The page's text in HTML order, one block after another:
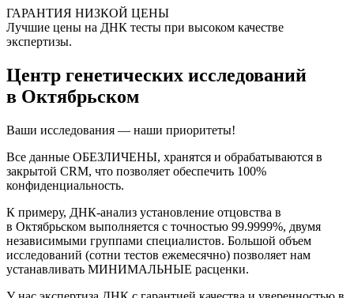
ГАРАНТИЯ НИЗКОЙ ЦЕНЫ
Лучшие цены на ДНК тесты при высоком качестве
экспертизы.
Центр генетических исследований
в Октябрьском
Ваши исследования — наши приоритеты!
Все данные ОБЕЗЛИЧЕНЫ, хранятся и обрабатываются в
закрытой CRM, что позволяет обеспечить 100%
конфиденциальность.
К примеру, ДНК-анализ установление отцовства в
в Октябрьском выполняется с точностью 99.9999%, двумя
независимыми группами специалистов. Большой объем
исследований (сотни тестов ежемесячно) позволяет нам
устанавливать МИНИМАЛЬНЫЕ расценки.